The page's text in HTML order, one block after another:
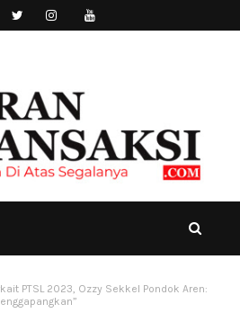
PTSL 2023, Ozzy Sekkel Pondok Aren: